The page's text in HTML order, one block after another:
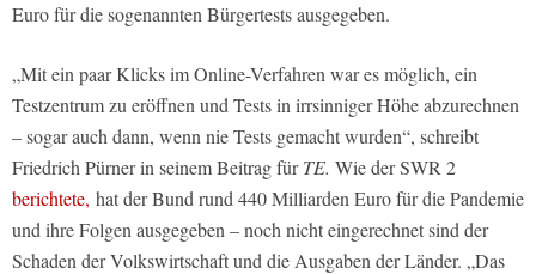
Euro für die sogenannten Bürgertests ausgegeben.
„Mit ein paar Klicks im Online-Verfahren war es möglich, ein
Testzentrum zu eröffnen und Tests in irrsinniger Höhe abzurechnen
– sogar auch dann, wenn nie Tests gemacht wurden“, schreibt
Friedrich Pürner in seinem Beitrag fürTE. Wie der SWR 2
berichtete, hat der Bund rund 440 Milliarden Euro für die Pandemie
und ihre Folgen ausgegeben – noch nicht eingerechnet sind der
Schaden der Volkswirtschaft und die Ausgaben der Länder. „Das